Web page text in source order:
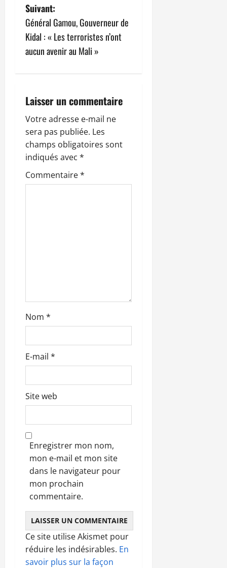
i
g
a
i
o
n
d
’
c
l
Suivant:
Général Gamou, Gouverneur de
Kidal : « Les terroristes n’ont
aucun avenir au Mali »
Laisser un commentaire
Votre adresse e-mail ne
sera pas publiée. Les
champs obligatoires sont
indiqués avec *
Commentaire*
Nom *
E-mail *
Site web
Enregistrer mon nom,
mon e-mail et mon site
dans le navigateur pour
mon prochain
commentaire.
Ce site utilise Akismet pour
réduire les indésirables. En
savoir plus sur la façon